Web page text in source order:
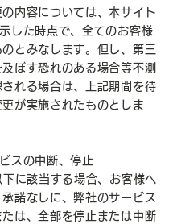
の内容については、本サイト
した時点で、全てのお客様
とみなします。但し、第三
ぼす恐れのある場合等不測
れる場合は、上記期間を待
が実施されたものとしま
スの中断、停止
に該当する場合、お客様へ
諾なしに、弊社のサービス
は、全部を停止または中断